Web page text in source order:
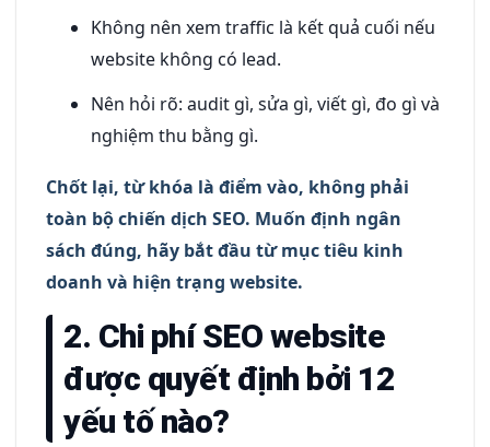
Không nên xem traffic là kết quả cuối nếu
website không có lead.
Nên hỏi rõ: audit gì, sửa gì, viết gì, đo gì và
nghiệm thu bằng gì.
Chốt lại, từ khóa là điểm vào, không phải
toàn bộ chiến dịch SEO. Muốn định ngân
sách đúng, hãy bắt đầu từ mục tiêu kinh
doanh và hiện trạng website.
2. Chi phí SEO website
được quyết định bởi 12
yếu tố nào?